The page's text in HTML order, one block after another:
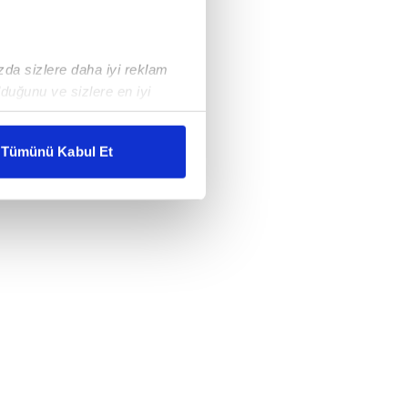
sizlere daha iyi reklam
ve sizlere en iyi
karşılamak
gösterilmeyecektir."
detaylı bilgi için Ayarlar
ve sitemizde ilgili
Tümünü Kabul Et